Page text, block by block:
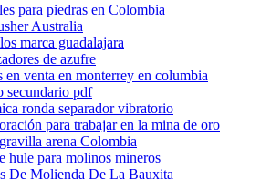
para piedras en Colombia
Australia
marca guadalajara
de azufre
en venta en monterrey en columbia
secundario pdf
ronda separador vibratorio
para trabajar en la mina de oro
arena Colombia
hule para molinos mineros
De Molienda De La Bauxita